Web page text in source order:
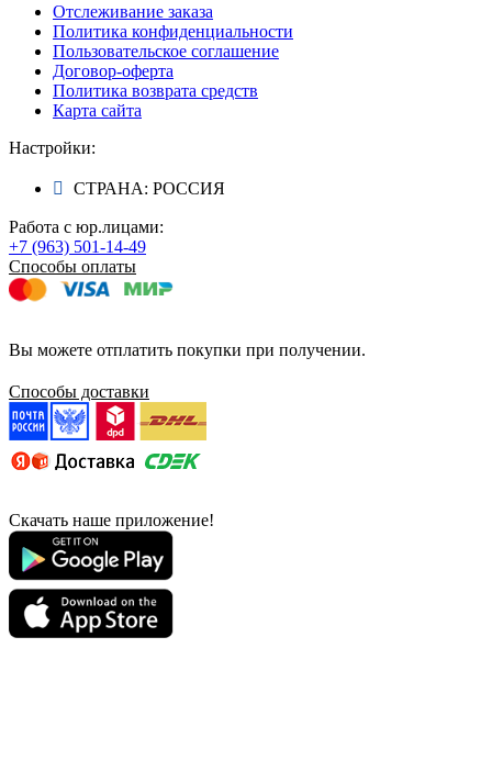
Отслеживание заказа
Политика конфиденциальности
Пользовательское соглашение
Договор-оферта
Политика возврата средств
Карта сайта
Настройки:
СТРАНА: РОССИЯ
Работа с юр.лицами:
+7 (963) 501-14-49
Способы оплаты
Вы можете отплатить покупки при получении.
Способы доставки
Скачать наше приложение!